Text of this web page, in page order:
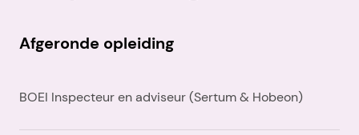
Afgeronde opleiding
BOEI Inspecteur en adviseur (Sertum & Hobeon)